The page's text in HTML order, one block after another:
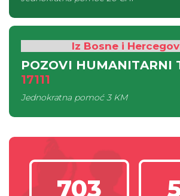
Iz Bosne i
POZOVI HUMANITARNI
17111
Jednokratna pomoć3 KM
703